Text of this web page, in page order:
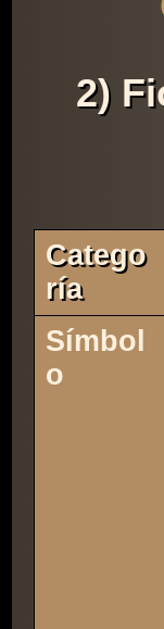
2)
Catego
Ría
Símbol
o